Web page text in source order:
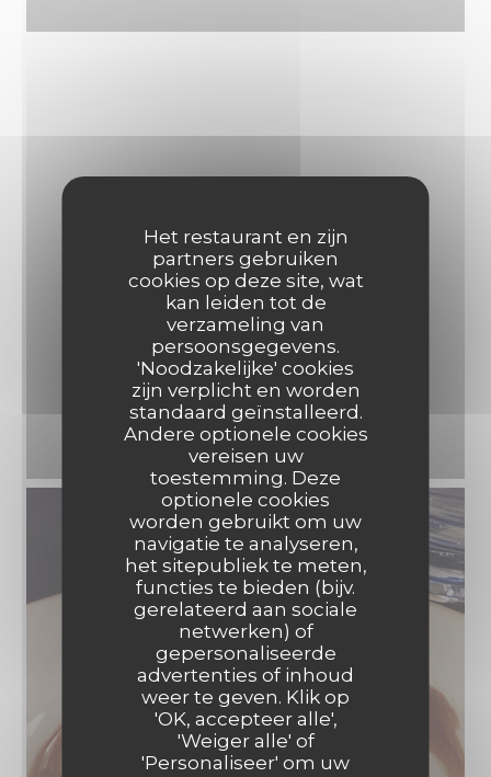
Het restaurant en zijn
partners gebruiken
cookies op deze site, wat
kan leiden tot de
verzameling van
persoonsgegevens.
'Noodzakelijke' cookies
zijn verplicht en worden
standaard geïnstalleerd.
Andere optionele cookies
vereisen uw
toestemming. Deze
optionele cookies
worden gebruikt om uw
navigatie te analyseren,
het sitepubliek te meten,
functies te bieden (bijv.
gerelateerd aan sociale
netwerken) of
gepersonaliseerde
advertenties of inhoud
weer te geven. Klik op
'OK, accepteer alle',
'Weiger alle' of
'Personaliseer' om uw